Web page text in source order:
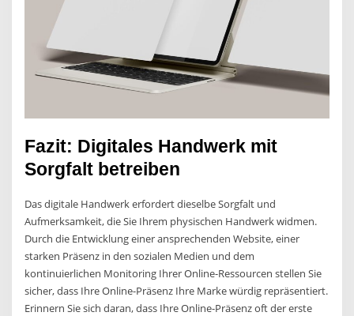
Fazit: Digitales Handwerk mit
Sorgfalt betreiben
Das digitale Handwerk erfordert dieselbe Sorgfalt und
Aufmerksamkeit, die Sie Ihrem physischen Handwerk widmen.
Durch die Entwicklung einer ansprechenden Website, einer
starken Präsenz in den sozialen Medien und dem
kontinuierlichen Monitoring Ihrer Online-Ressourcen stellen Sie
sicher, dass Ihre Online-Präsenz Ihre Marke würdig repräsentiert.
Erinnern Sie sich daran, dass Ihre Online-Präsenz oft der erste